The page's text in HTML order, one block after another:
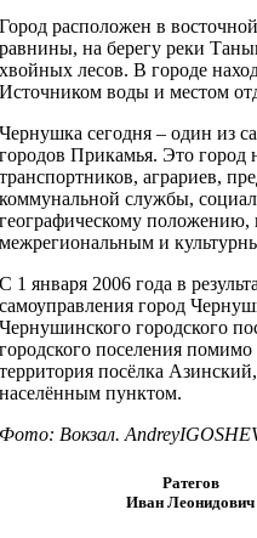
Город расположен в
равнины, на берегу реки
хвойных лесов. В городе
Источником воды и местом
Чернушка сегодня – один из
городов Прикамья. Это город
транспортников, аграриев,
коммунальной службы,
географическому положению,
межрегиональным и
С 1 января 2006 года в
самоуправления город
Чернушинского городского
городского поселения
территория посёлка
населённым пунктом.
Фото: Вокзал.
Ратегов
Иван Леонидович